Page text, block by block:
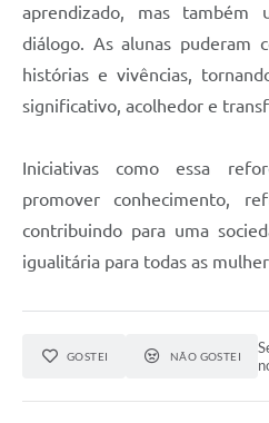
aprendizado, mas também
diálogo. As alunas puderam
histórias e vivências,
significativo, acolhedor e
Iniciativas como essa
promover conhecimento,
contribuindo para uma
igualitária para todas as
GOSTEI NÃO GOSTEI